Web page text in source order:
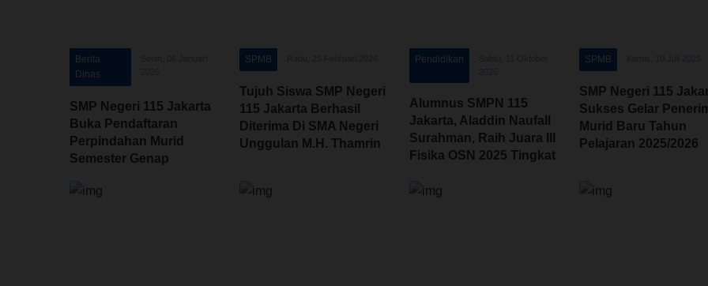
Berita
Dinas
SMP Negeri 115 Jakarta
Buka Pendaftaran
Perpindahan Murid
Semester Genap
Terbatas
SPMB
Tujuh Siswa SMP Negeri
115 Jakarta Berhasil
Diterima Di SMA Negeri
Unggulan M.H. Thamrin
Pendidikan
Alumnus SMPN 115
Jakarta, Aladdin Naufall
Surahman, Raih Juara III
Fisika OSN 2025 Tingkat
SPMB
SMP Negeri 115
Sukses Gelar
Murid Baru Tahun
Pelajaran 2025/2026